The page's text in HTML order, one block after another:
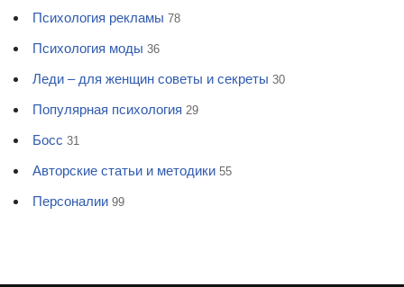
Психология рекламы 78
Психология моды 36
Леди – для женщин советы и секреты 30
Популярная психология 29
Босс 31
Авторские статьи и методики 55
Персоналии 99